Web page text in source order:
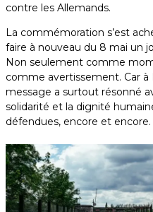
contre les Allemands.
La commémoration s’est
faire à nouveau du 8 mai un
Non seulement comme
comme avertissement. Car
message a surtout résonné
solidarité et la dignité
défendues, encore et encore.